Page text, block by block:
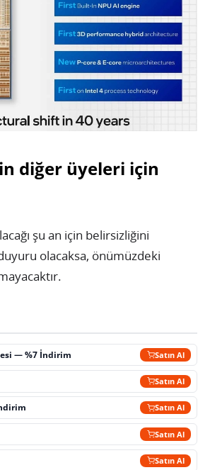
diğer üyeleri için
şu an için belirsizliğini
olacaksa, önümüzdeki
— %7 İndirim Satın Al
Satın Al
Satın Al
Satın Al
Satın Al